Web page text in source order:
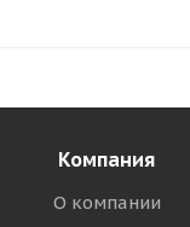
Компания
О компании